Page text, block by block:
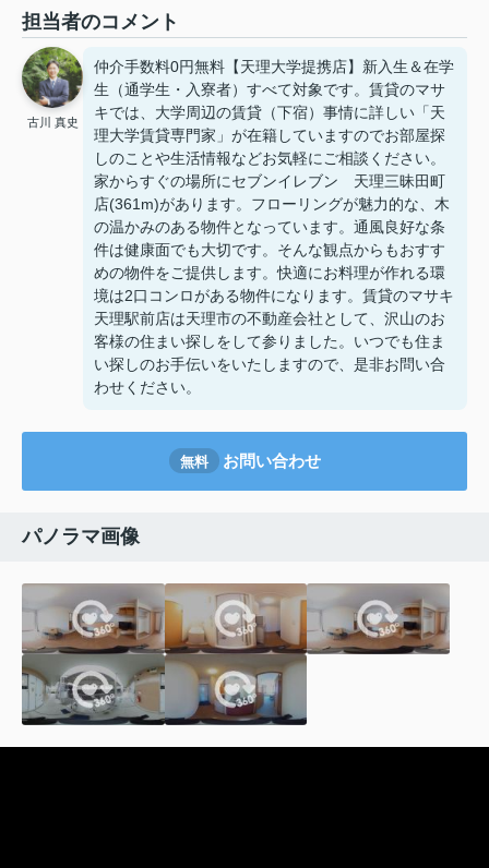
担当者のコメント
古川 真史
仲介手数料0円無料【天理大学提携店】新入生＆在学
生（通学生・入寮者）すべて対象です。賃貸のマサ
キでは、大学周辺の賃貸（下宿）事情に詳しい「天
理大学賃貸専門家」が在籍していますのでお部屋探
しのことや生活情報などお気軽にご相談ください。
家からすぐの場所にセブンイレブン 天理三昧田町
店(361m)があります。フローリングが魅力的な、木
の温かみのある物件となっています。通風良好な条
件は健康面でも大切です。そんな観点からもおすす
めの物件をご提供します。快適にお料理が作れる環
境は2口コンロがある物件になります。賃貸のマサキ
天理駅前店は天理市の不動産会社として、沢山のお
客様の住まい探しをして参りました。いつでも住ま
い探しのお手伝いをいたしますので、是非お問い合
わせください。
無料 お問い合わせ
パノラマ画像